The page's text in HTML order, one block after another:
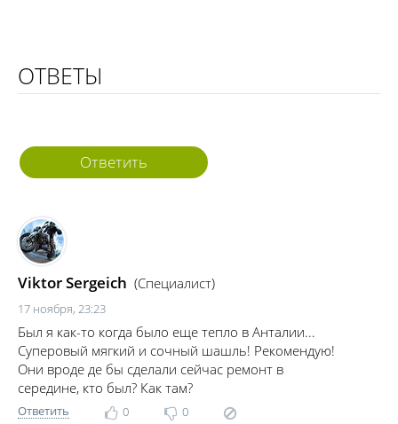
ОТВЕТЫ
Ответить
Viktor Sergeich (Специалист)
17 ноября, 23:23
Был я как-то когда было еще тепло в Анталии...
Суперовый мягкий и сочный шашль! Рекомендую!
Они вроде де бы сделали сейчас ремонт в
середине, кто был? Как там?
Ответить 0 0